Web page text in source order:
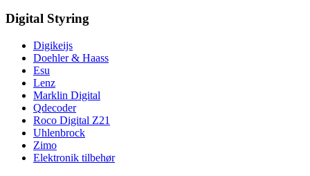
Digital Styring
Digikeijs
Doehler & Haass
Esu
Lenz
Marklin Digital
Qdecoder
Roco Digital Z21
Uhlenbrock
Zimo
Elektronik tilbehør